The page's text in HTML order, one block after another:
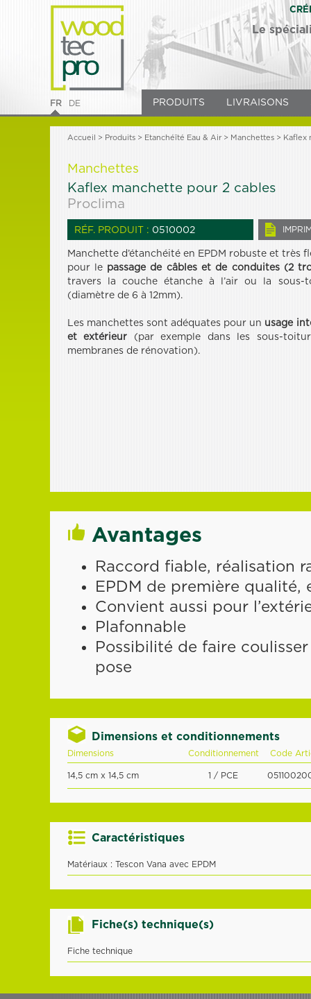
FR DE
Le
PRODUITS LIVRAISONS
Accueil > Produits> Etanchéïté Eau & Air > Manchettes> Kaflex
Manchettes
Kaflex manchette pour 2 cables
Proclima
RÉF. PRODUIT : 0510002
Manchette d’étanchéité en EPDM robuste et très
pour le passage de câbles et de conduites (2
travers la couche étanche à l’air ou la sous-
(diamètre de 6 à 12mm).
Les manchettes sont adéquates pour un usage
et extérieur (par exemple dans les sous-
membranes de rénovation).
Avantages
Raccord fiable, réalisation
EPDM de première
Convient aussi pour
Plafonnable
Possibilité de faire
pose
Dimensions et conditionnements
Dimensions Conditionnement Code
14,5 cm x 14,5 cm 1 / PCE
Caractéristiques
Matériaux : Tescon Vana avec EPDM
Fiche(s) technique(s)
Fiche technique